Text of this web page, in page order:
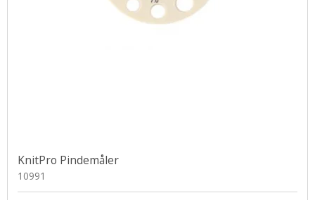
KnitPro Pindemåler
10991